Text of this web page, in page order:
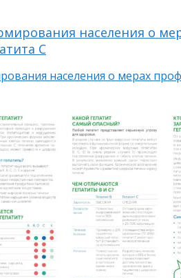
населения о
С
населения о мерах